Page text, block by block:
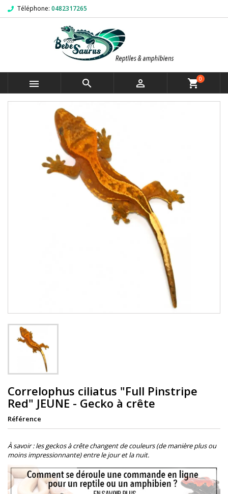
Téléphone: 0482317265
   shopping_cart0
Correlophus ciliatus "Full Pinstripe
Red" JEUNE - Gecko à crête
Référence
À savoir : les geckos à crête changent de couleurs (de manière plus ou
moins impressionnante) entre le jour et la nuit.